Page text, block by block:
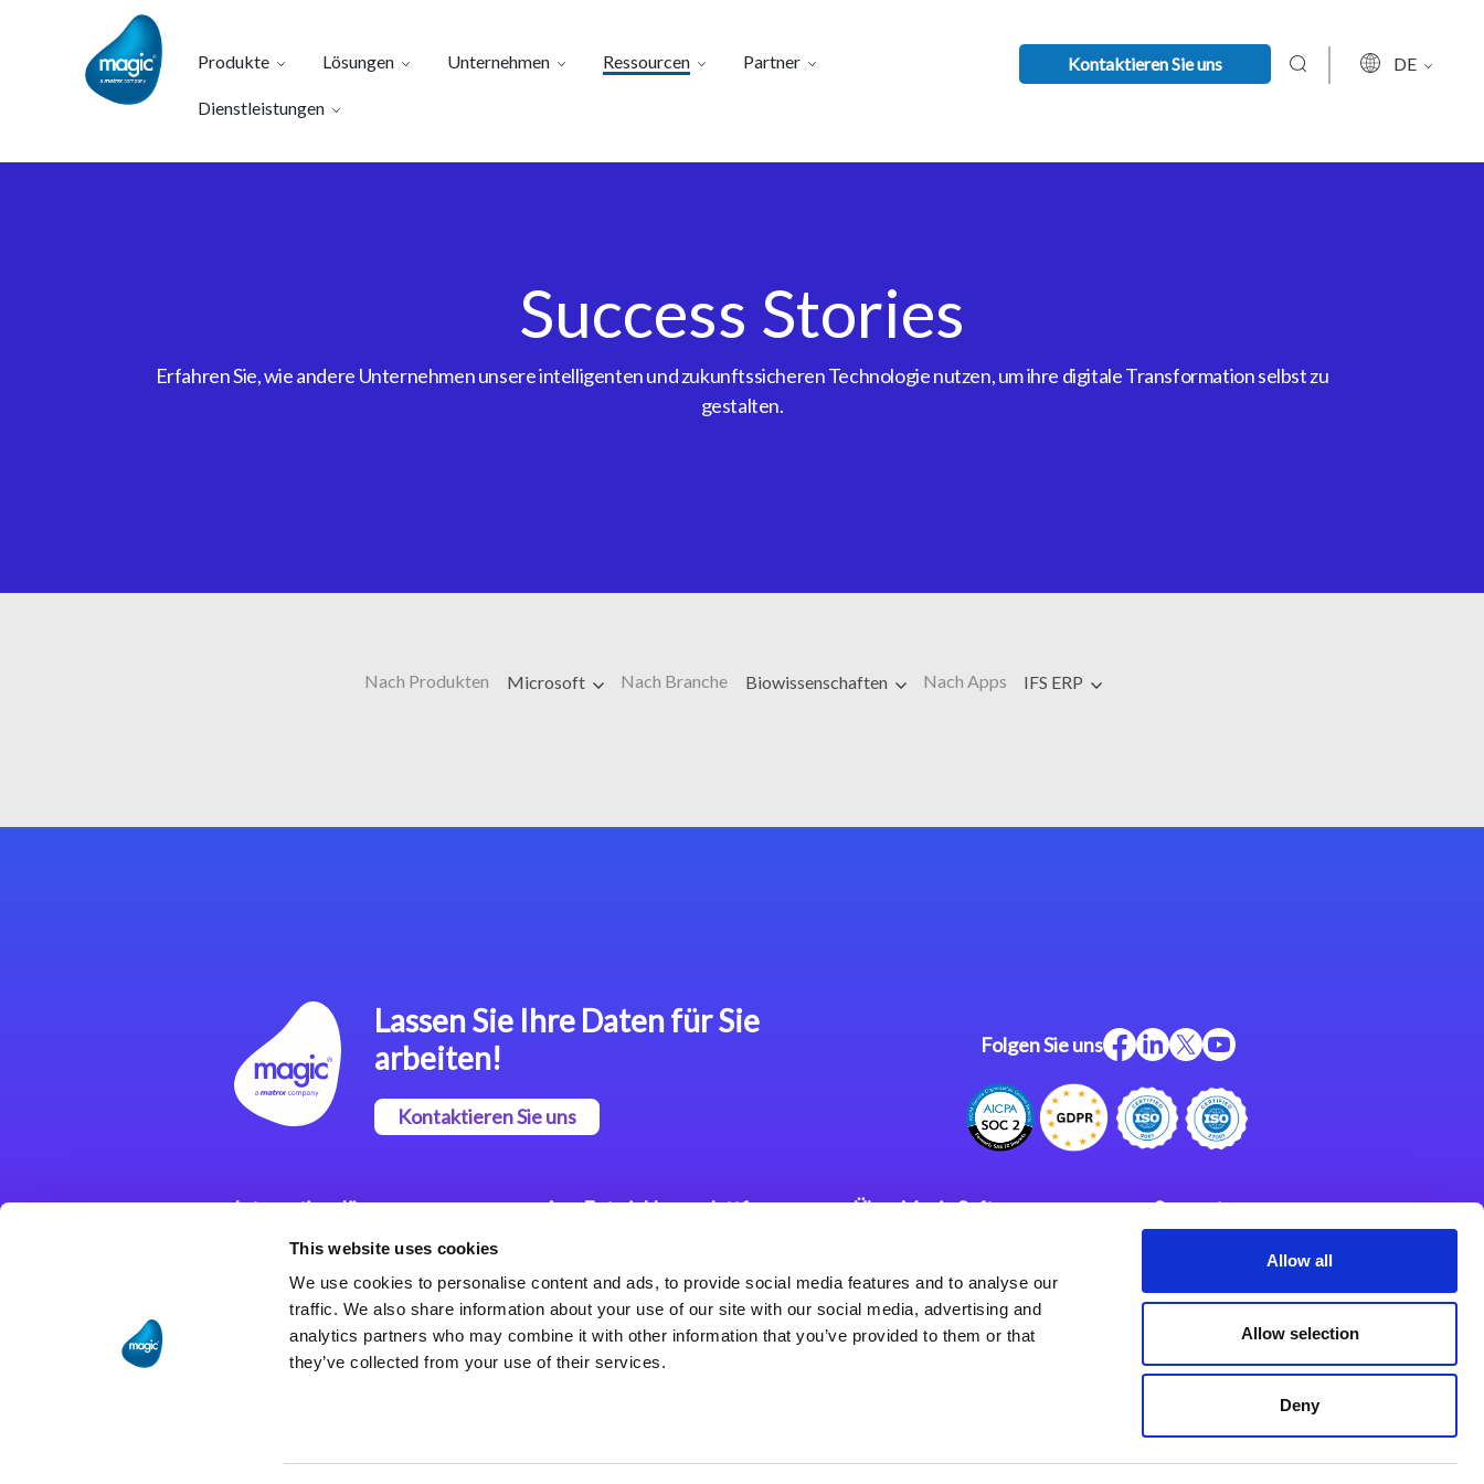
This website uses cookies
We use cookies to personalise content and ads, to provide social media features and to analyse our
traffic. We also share information about your use of our site with our social media, advertising and
analytics partners who may combine it with other information that you’ve provided to them or that
they’ve collected from your use of their services.
Allow all
Allow selection
Deny
Produkte Lösungen Unternehmen Ressourcen Partner
Dienstleistungen
Kontaktieren Sie uns DE
Success Stories
Erfahren Sie, wie andere Unternehmen unsere intelligenten und zukunftssicheren Technologie nutzen, um ihre digitale Transformation selbst zu
gestalten.
Nach Produkten Microsoft Nach Branche Biowissenschaften Nach Apps IFS ERP
Lassen Sie Ihre Daten für Sie
arbeiten!
Kontaktieren Sie uns
Folgen Sie uns
Integrationslösungen
Magic xpi
Integrationsplattform
App Entwicklungsplattform
Plattform
Magic xpa Web Application
Framework
Über Magic Software
Karriere
Datenschutzerklärung
Weltweite Niederlassungen
Support
Impressum